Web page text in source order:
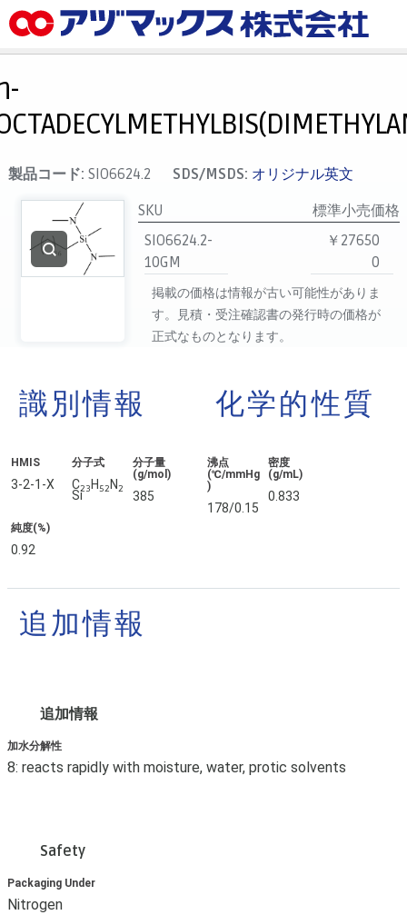
メニュー
カート
マイアカウント
主要取扱ブランド
代理店一覧
支払い
製品コード: SIO6624.2 SDS/MSDS: オリジナル英文
SKU
標準小売価格
SIO6624.2-
10GM
￥27650
0
掲載の価格は情報が古い可能性がありま
す。見積・受注確認書の発行時の価格が
正式なものとなります。
識別情報
HMIS
3-2-1-X
分子式
C23 H52 N2
Si
分子量
(g/mol)
385
純度(%)
0.92
化学的性質
沸点
(℃/mmHg
)
178/0.15
密度
(g/mL)
0.833
追加情報
追加情報
加水分解性
8: reacts rapidly with moisture, water, protic solvents
Safety
Packaging Under
Nitrogen